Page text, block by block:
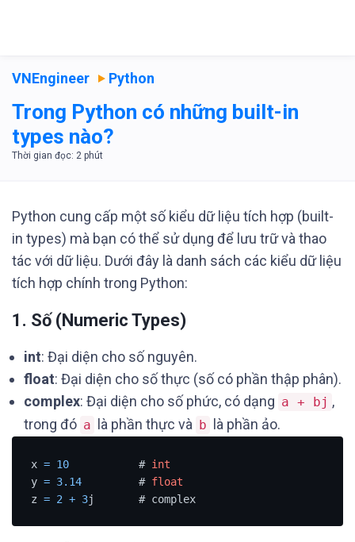
VNEngineer Python
Trong Python có những built-in
types nào?
Python cung cấp một số kiểu dữ liệu tích hợp (built-
in types) mà bạn có thể sử dụng để lưu trữ và thao
tác với dữ liệu. Dưới đây là danh sách các kiểu dữ liệu
tích hợp chính trong Python:
1. Số (Numeric Types)
int: Đại diện cho số nguyên.
float: Đại diện cho số thực (số có phần thập phân).
complex: Đại diện cho số phức, có dạng a + bj ,
trong đó a là phần thực và b là phần ảo.
x = 10
           #
int
y = 3.14
         #
float
z = 2 + 3j       # complex